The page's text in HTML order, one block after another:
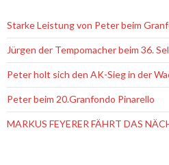
Starke Leistung von Peter beim
Jürgen der Tempomacher beim 36.
Peter holt sich den AK-Sieg in der
Peter beim 20.Granfondo Pinarello
MARKUS FEYERER FÄHRT DAS